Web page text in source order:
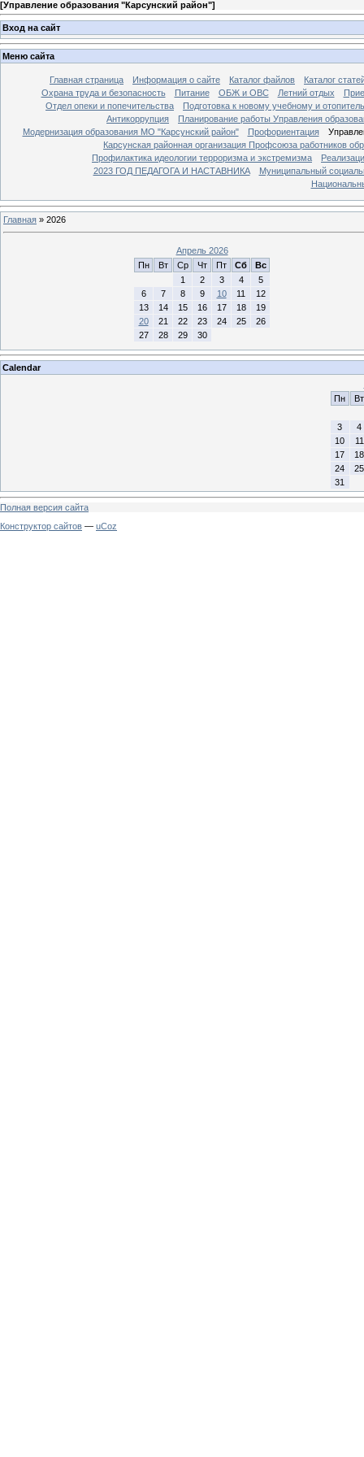
[Управление образования "Карсунский район"]
Вход на сайт
Меню сайта
Главная страница Информация о сайте Каталог файлов
Каталог
Охрана труда и безопасность
Питание ОБЖ и ОВС Летний отдых
Отдел опеки и попечительства
Подготовка к новому учебному и
Антикоррупция
Планирование работы Управления
Модернизация образования МО "Карсунский район"
Профориентация
Карсунская районная организация Профсоюза работников
Профилактика идеологии терроризма и экстремизма
2023 ГОД ПЕДАГОГА И НАСТАВНИКА
Муниципальный
Главная » 2026
Апрель 2026
Пн
Вт Ср Чт Пт Сб
Вс
1
2 3 4
5
6
7 8 9 10 11
12
13
14 15 16 17 18
19
20
21 22 23 24 25
26
27
28 29 30
Calendar
Пн
Вт
3
4
10
11
17
18
24
25
31
Полная версия сайта
Конструктор сайтов — uCoz